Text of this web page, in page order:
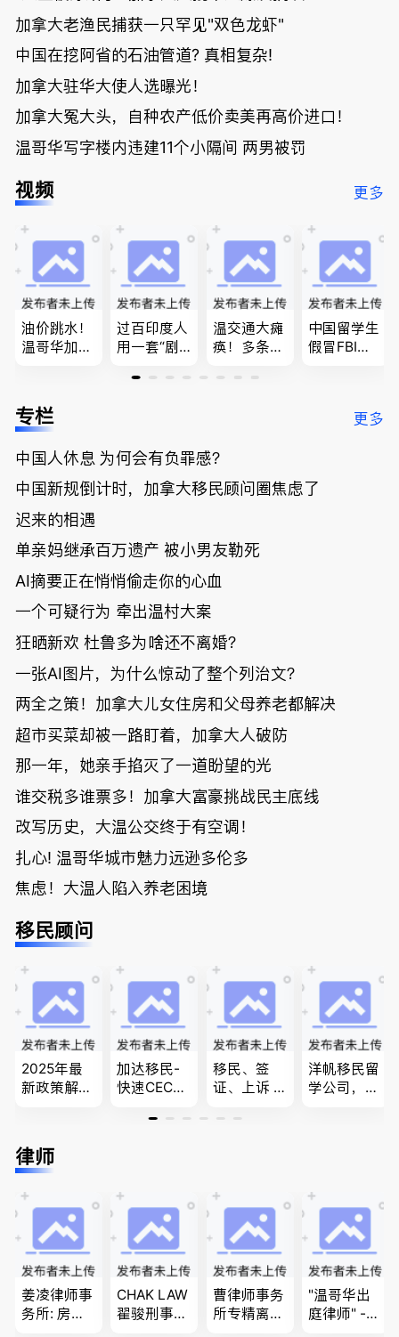
加拿大老渔民捕获一只罕见"双色龙虾"
中国在挖阿省的石油管道? 真相复杂!
加拿大驻华大使人选曝光！
加拿大冤大头，自种农产低价卖美再高价进口！
温哥华写字楼内违建11个小隔间 两男被罚
视频 更多
油价跳水！
温哥华加油
低；免费狂
送50万磅蔬
温“丑陋土
豆日”冲击
吉尼斯纪
录；惨！留
骗光2万美
元，还被卷
入跨国刑案
账户遭封！
过百印度人
用一套“剧
官：太假
欠款多出$1
9万；突
发！无辜男
亡；
温交通大瘫
痪！多条主
底；做顿饭
单；房市崩
盘前兆？加
国租赁市场
中国留学生
假冒FBI上
夫妻住进殡
专栏 更多
中国人休息 为何会有负罪感？
中国新规倒计时，加拿大移民顾问圈焦虑了
迟来的相遇
单亲妈继承百万遗产 被小男友勒死
AI摘要正在悄悄偷走你的心血
一个可疑行为 牵出温村大案
狂晒新欢 杜鲁多为啥还不离婚？
一张AI图片，为什么惊动了整个列治文？
两全之策！加拿大儿女住房和父母养老都解决
超市买菜却被一路盯着，加拿大人破防
那一年，她亲手掐灭了一道盼望的光
谁交税多谁票多！加拿大富豪挑战民主底线
改写历史，大温公交终于有空调！
扎心! 温哥华城市魅力远逊多伦多
焦虑！大温人陷入养老困境
移民顾问
2025年最
新政策解
免费咨询各
类疑难签证
团聚，投资
移民以及各
类省提名和
技术移民
加达移民-
快速CEC&P
作机会 移
商业移民，
名校申请
移民、签
证、上诉 --
责、全程跟
洋帆移民留
学公司，精
民和魁北克
PEQ60472
08731
律师
姜凌律师事
务所: 房产
CHAK LAW
翟骏刑事交
曹律师事务
所专精离
"温哥华出
庭律师" -